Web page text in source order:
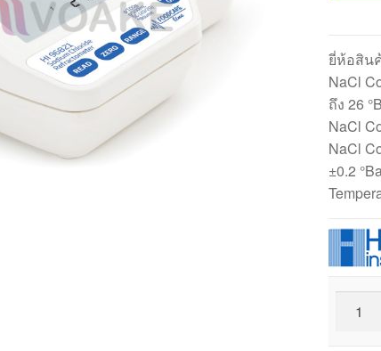
ยี่ห้อสิน
NaCl
ถึง 26
NaCl
NaCl
±0.2
HANNA